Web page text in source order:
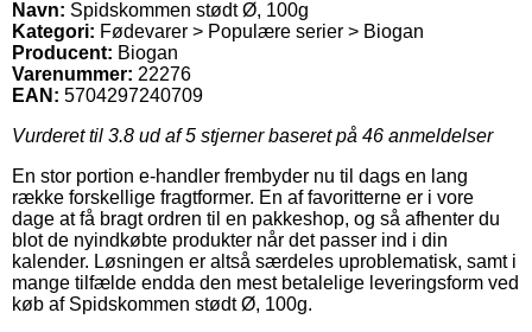
Navn: Spidskommen stødt Ø, 100g
Kategori: Fødevarer > Populære serier > Biogan
Producent: Biogan
Varenummer: 22276
EAN: 5704297240709
Vurderet til 3.8 ud af 5 stjerner baseret på 46 anmeldelser
En stor portion e-handler frembyder nu til dags en lang
række forskellige fragtformer. En af favoritterne er i vore
dage at få bragt ordren til en pakkeshop, og så afhenter du
blot de nyindkøbte produkter når det passer ind i din
kalender. Løsningen er altså særdeles uproblematisk, samt i
mange tilfælde endda den mest betalelige leveringsform ved
køb af Spidskommen stødt Ø, 100g.